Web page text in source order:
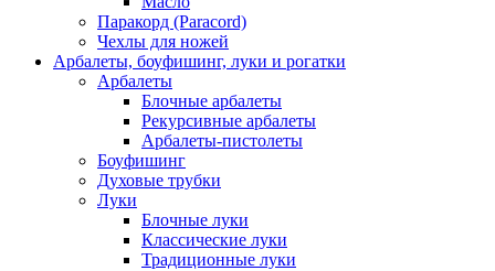
Паракорд (Paracord)
Чехлы для ножей
Арбалеты, боуфишинг, луки и рогатки
Арбалеты
Блочные арбалеты
Рекурсивные арбалеты
Арбалеты-пистолеты
Боуфишинг
Духовые трубки
Луки
Блочные луки
Классические луки
Традиционные луки